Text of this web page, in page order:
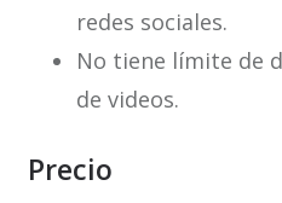
redes sociales.
No tiene límite de
de videos.
Precio